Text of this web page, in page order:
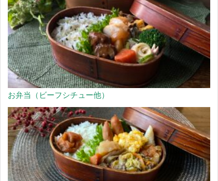
お弁当（ビーフシチュー他）